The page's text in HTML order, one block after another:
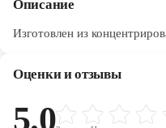
Описание
Изготовлен из
Оценки и отзывы
5.0